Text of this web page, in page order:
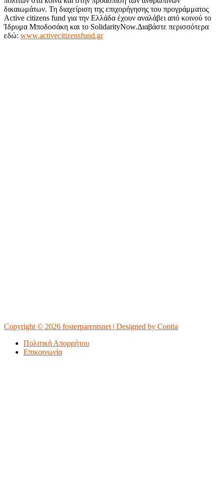
δικαιωμάτων. Τη διαχείριση της επιχορήγησης του προγράμματος
Active citizens fund για την Ελλάδα έχουν αναλάβει από κοινού το
Ίδρυμα Μποδοσάκη και το SolidarityNow.Διαβάστε περισσότερα
εδώ: www.activecitizensfund.gr
Copyright © 2026 fosterparentsnet | Designed by Contia
Πολιτική Απορρήτου
Επικοινωνία